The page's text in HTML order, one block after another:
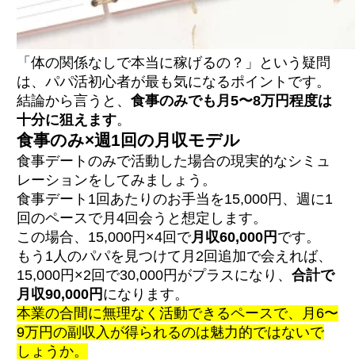
「体の関係なしで本当に稼げるの？」という疑問
は、パパ活初心者が最も気になるポイントです。
結論から言うと、 食事のみでも月5〜8万円程度は
十分に狙えます。
食事のみ×週1回の月収モデル
食事デートのみで活動した場合の現実的なシミュ
レーションをしてみましょう。
食事デート1回あたりのお手当を15,000円、週に1
回のペースで月4回会うと想定します。
この場合、15,000円×4回で月収60,000円 です。
もう1人のパパを見つけて月2回追加で会えれば、
15,000円×2回で30,000円がプラスになり、 合計で
月収90,000円 になります。
本業の合間に無理なく活動できるペースで、月6〜
9万円の副収入が得られるのは魅力的ではないで
しょうか。